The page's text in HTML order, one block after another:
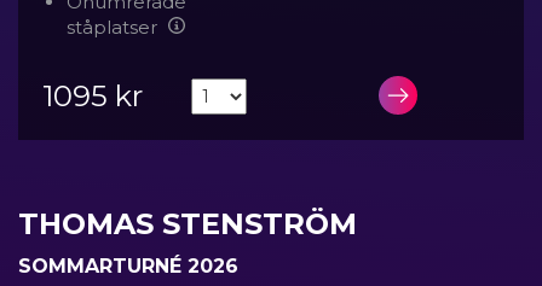
ståplatser
1095 kr LÄGG I
THOMAS STENSTRÖM
SOMMARTURNÉ 2026